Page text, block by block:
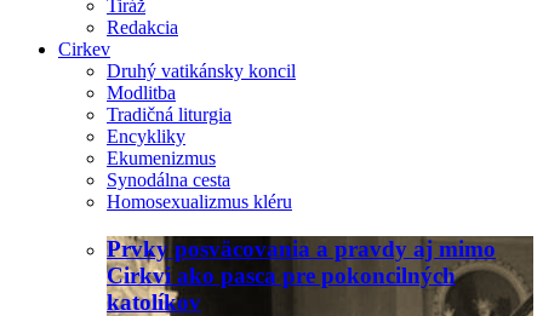
Tiráž
Redakcia
Cirkev
Druhý vatikánsky koncil
Modlitba
Tradičná liturgia
Encykliky
Ekumenizmus
Synodálna cesta
Homosexualizmus kléru
Prvky posväcovania a pravdy aj mimo
Cirkvi ako pasca pre pokoncilných
katolíkov